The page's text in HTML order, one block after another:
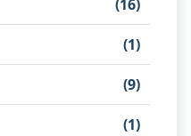
(16)
(1)
(9)
(1)